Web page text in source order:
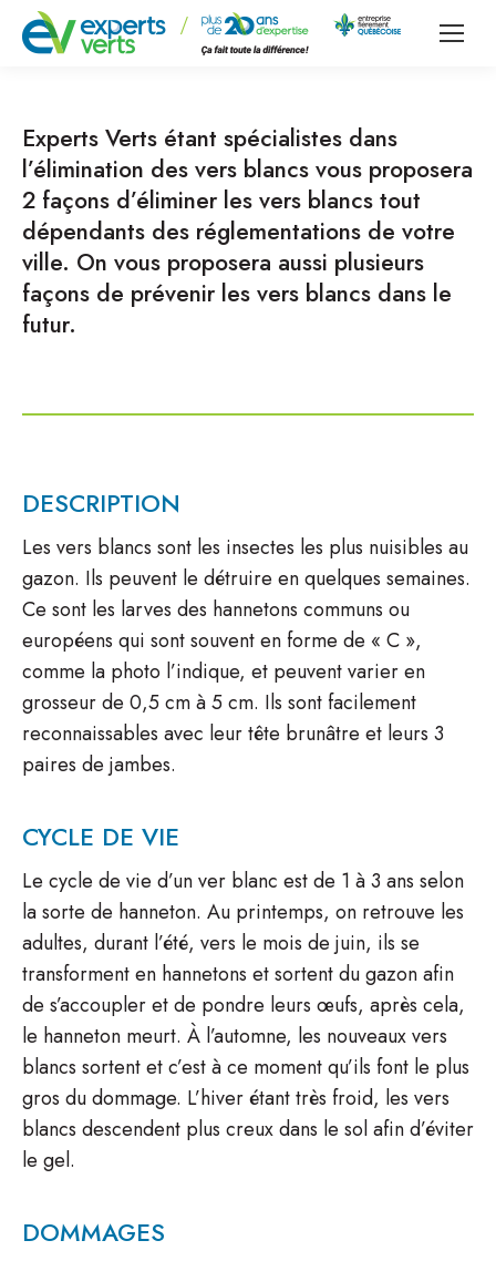
Experts Verts étant spécialistes dans
l’élimination des vers blancs vous proposera
2 façons d’éliminer les vers blancs tout
dépendants des réglementations de votre
ville. On vous proposera aussi plusieurs
façons de prévenir les vers blancs dans le
futur.
DESCRIPTION
Les vers blancs sont les insectes les plus nuisibles au
gazon. Ils peuvent le détruire en quelques semaines.
Ce sont les larves des hannetons communs ou
européens qui sont souvent en forme de « C »,
comme la photo l’indique, et peuvent varier en
grosseur de 0,5 cm à 5 cm. Ils sont facilement
reconnaissables avec leur tête brunâtre et leurs 3
paires de jambes.
CYCLE DE VIE
Le cycle de vie d’un ver blanc est de 1 à 3 ans selon
la sorte de hanneton. Au printemps, on retrouve les
adultes, durant l’été, vers le mois de juin, ils se
transforment en hannetons et sortent du gazon afin
de s’accoupler et de pondre leurs œufs, après cela,
le hanneton meurt. À l’automne, les nouveaux vers
blancs sortent et c’est à ce moment qu’ils font le plus
gros du dommage. L’hiver étant très froid, les vers
blancs descendent plus creux dans le sol afin d’éviter
le gel.
DOMMAGES